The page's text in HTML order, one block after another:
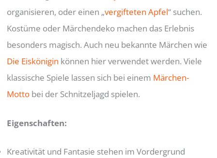
organisieren, oder einen „vergifteten Apfel“ suchen.
Kostüme oder Märchendeko machen das Erlebnis
besonders magisch. Auch neu bekannte Märchen wie
Die Eiskönigin können hier verwendet werden. Viele
klassische Spiele lassen sich bei einem Märchen-
Motto bei der Schnitzeljagd spielen.
Eigenschaften:
Kreativität und Fantasie stehen im Vordergrund